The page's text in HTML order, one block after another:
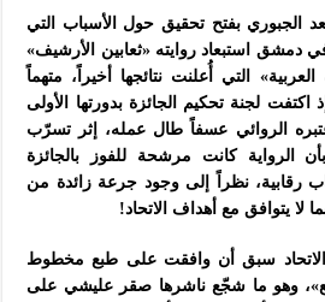
الجبوري بفتح تحقيق حول الأسباب التي
دمشق استبعاد روايته «ثعابين الأرشيف»
التي أُعلنت نتائجها أخيراً، متهماً
اكتفت لجنة تحكيم الجائزة بدورتها الأولى
اعتبره الروائي عسفاً طال عمله، إثر تسرّب
الرواية كانت مرشحة للفوز بالجائزة
رقابية، نظراً إلى وجود جرعة زائدة من
يتوافق مع أهداف الاتحاد!
الاتحاد سبق أن وافقت على طبع مخطوط
وهو ما شجّع ناشرها صقر عليشي على